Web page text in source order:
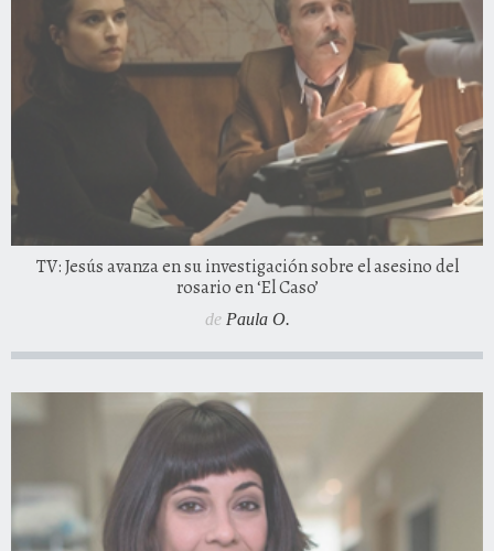
TV: Jesús avanza en su investigación sobre el asesino del
rosario en ‘El Caso’
de Paula O.